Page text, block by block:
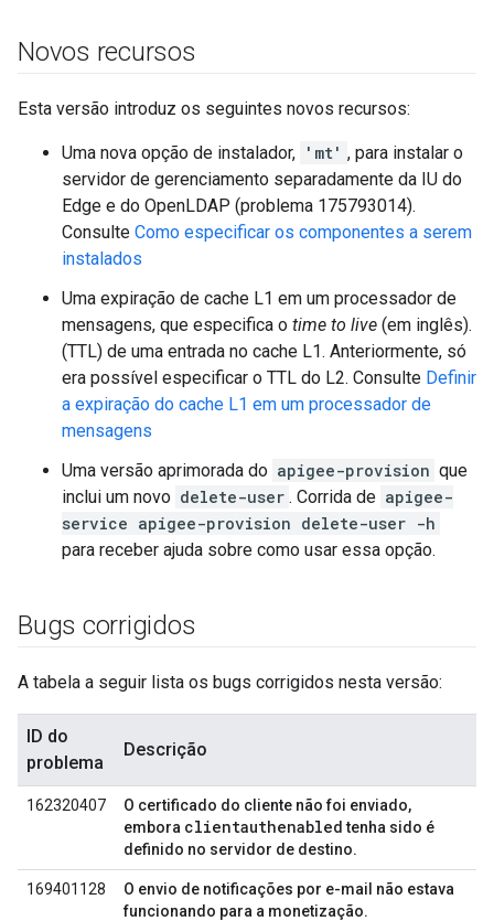
Novos recursos
Esta versão introduz os seguintes novos recursos:
Uma nova opção de instalador, 'mt' , para instalar o
servidor de gerenciamento separadamente da IU do
Edge e do OpenLDAP (problema 175793014).
Consulte Como especificar os componentes a serem
instalados
Uma expiração de cache L1 em um processador de
mensagens, que especifica o time to live (em inglês).
(TTL) de uma entrada no cache L1. Anteriormente, só
era possível especificar o TTL do L2. Consulte Definir
a expiração do cache L1 em um processador de
mensagens
Uma versão aprimorada do apigee-provision que
inclui um novo delete-user . Corrida de apigee-
service apigee-provision delete-user -h
para receber ajuda sobre como usar essa opção.
Bugs corrigidos
A tabela a seguir lista os bugs corrigidos nesta versão:
ID do
problema
Descrição
162320407
O certificado do cliente não foi enviado,
embora clientauthenabledtenha sido é
definido no servidor de destino.
169401128
O envio de notificações por e-mail não estava
funcionando para a monetização.